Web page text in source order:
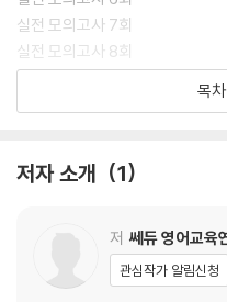
실전 모의고사 7회
실전 모의고사 8회
실전 모의고사 9회
실전 모의고사 13회
실전 모의고사 15회
실전 모의고사 16회
실전 모의고사 17회
목
저자 소개 1
저 쎄듀 영어교육
관심작가 알림신청